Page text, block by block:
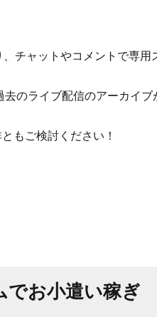
チャットやコメントで専用
のライブ配信のアーカイ
もご検討ください！
でお小遣い稼ぎ